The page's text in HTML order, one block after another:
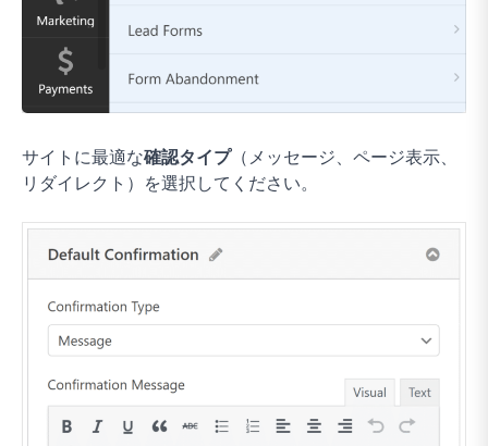
サイトに最適な確認タイプ（メッセージ、ページ表示、
リダイレクト）を選択してください。